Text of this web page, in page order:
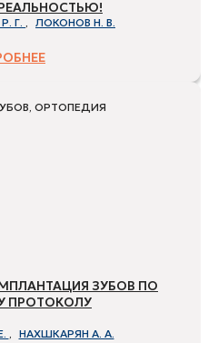
Г. , ЛОКОНОВ Н. В.
ОРТОПЕДИЯ
ЗУБОВ ПО
ПРОТОКОЛУ
, НАХШКАРЯН А. А.